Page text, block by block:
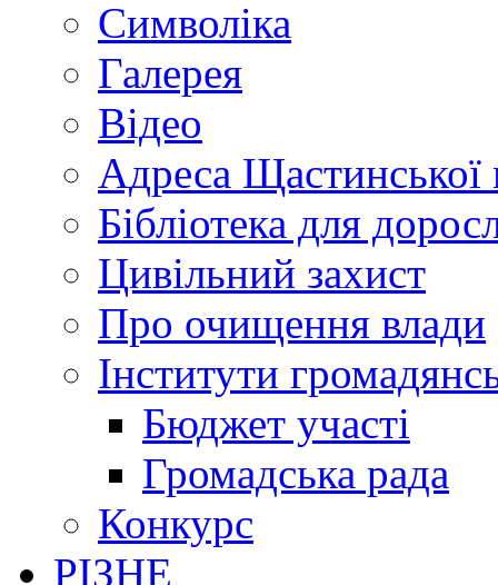
Символіка
Галерея
Відео
Адреса Щастинської
Бібліотека для
Цивільний захист
Про очищення влади
Інститути
Бюджет участі
Громадська рада
Конкурс
РІЗНЕ